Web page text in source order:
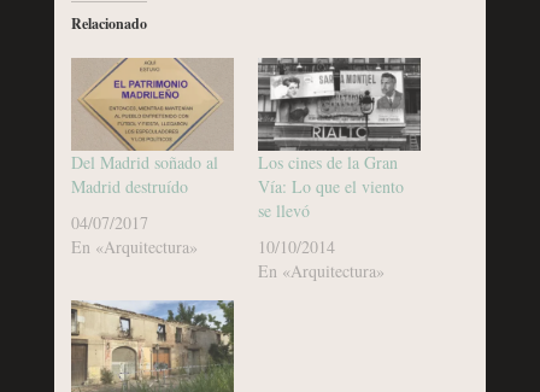
Relacionado
Del Madrid soñado al
Madrid destruído
04/07/2017
En «Arquitectura»
Los cines de la Gran
Vía: Lo que el viento
se llevó
10/10/2014
En «Arquitectura»